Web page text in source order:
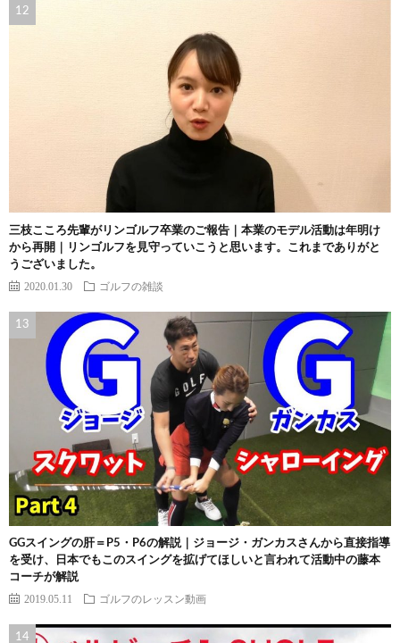
三枝こころ先輩がリンゴルフ卒業のご報告｜本業のモデル活動は年明け
から再開｜リンゴルフを見守っていこうと思います。これまでありがと
うございました。
2020.01.30 ゴルフの雑談
GGスイングの肝＝P5・P6の解説｜ジョージ・ガンカスさんから直接指導
を受け、日本でもこのスイングを拡げてほしいと言われて活動中の藤本
コーチが解説
2019.05.11 ゴルフのレッスン動画